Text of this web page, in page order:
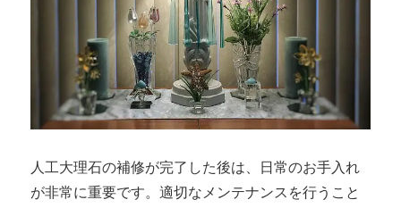
人工大理石の補修が完了した後は、日常のお手入れ
が非常に重要です。適切なメンテナンスを行うこと